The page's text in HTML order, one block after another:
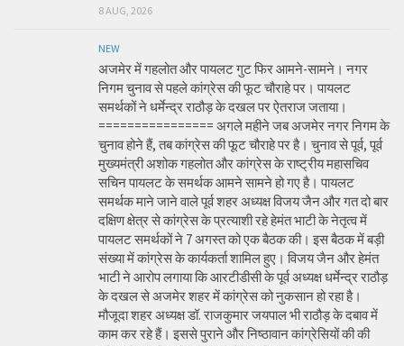
8 AUG, 2026
NEW
अजमेर में गहलोत और पायलट गुट फिर आमने-सामने। नगर
निगम चुनाव से पहले कांग्रेस की फूट चौराहे पर। पायलट
समर्थकों ने धर्मेन्द्र राठौड़ के दखल पर ऐतराज जताया।
================ अगले महीने जब अजमेर नगर निगम के
चुनाव होने हैं, तब कांग्रेस की फूट चौराहे पर है। चुनाव से पूर्व, पूर्व
मुख्यमंत्री अशोक गहलोत और कांग्रेस के राष्ट्रीय महासचिव
सचिन पायलट के समर्थक आमने सामने हो गए है। पायलट
समर्थक माने जाने वाले पूर्व शहर अध्यक्ष विजय जैन और गत दो बार
दक्षिण क्षेत्र से कांग्रेस के प्रत्याशी रहे हेमंत भाटी के नेतृत्व में
पायलट समर्थकों ने 7 अगस्त को एक बैठक की। इस बैठक में बड़ी
संख्या में कांग्रेस के कार्यकर्ता शामिल हुए। विजय जैन और हेमंत
भाटी ने आरोप लगाया कि आरटीडीसी के पूर्व अध्यक्ष धर्मेन्द्र राठौड़
के दखल से अजमेर शहर में कांग्रेस को नुकसान हो रहा है।
मौजूदा शहर अध्यक्ष डॉ. राजकुमार जयपाल भी राठौड़ के दबाव में
काम कर रहे हैं। इससे पुराने और निष्ठावान कांग्रेसियों की की